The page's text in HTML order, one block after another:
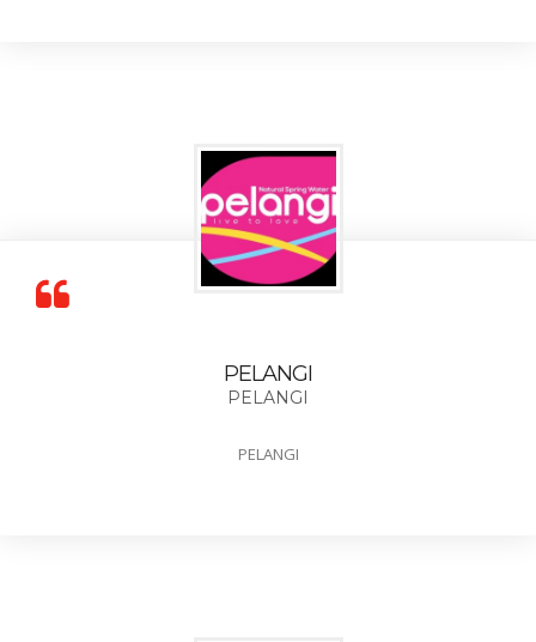
PELANGI
PELANGI
PELANGI